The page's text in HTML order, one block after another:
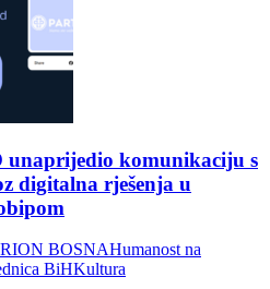
unaprijedio komunikaciju s
digitalna rješenja u
BOSNAHumanost na
BiHKultura